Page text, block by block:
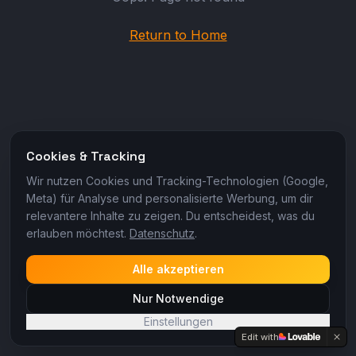
Return to Home
Cookies & Tracking
Wir nutzen Cookies und Tracking-Technologien (Google,
Meta) für Analyse und personalisierte Werbung, um dir
relevantere Inhalte zu zeigen. Du entscheidest, was du
erlauben möchtest. Datenschutz.
Alle akzeptieren
Nur Notwendige
Einstellungen
Edit with